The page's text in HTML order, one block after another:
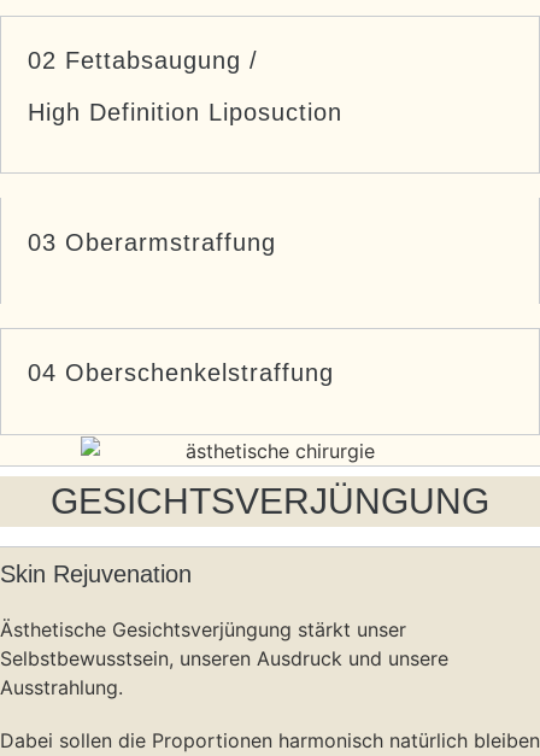
02 Fettabsaugung /
High Definition Liposuction
03 Oberarmstraffung
04 Oberschenkelstraffung
GESICHTSVERJÜNGUNG
Skin Rejuvenation
Ästhetische Gesichtsverjüngung stärkt unser
Selbstbewusstsein, unseren Ausdruck und unsere
Ausstrahlung.
Dabei sollen die Proportionen harmonisch natürlich bleiben